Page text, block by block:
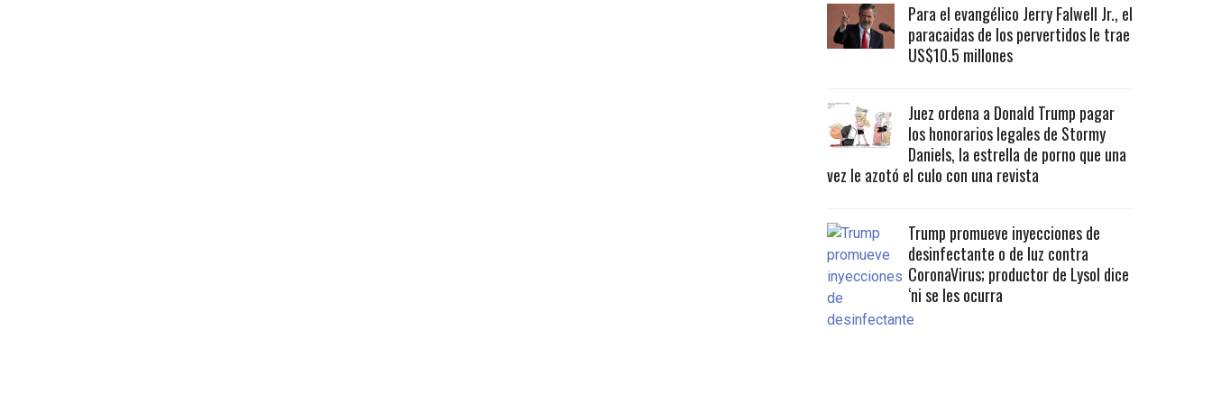
Para el evangélico Jerry Falwell Jr., el
paracaidas de los pervertidos le trae
US$10.5 millones
Juez ordena a Donald Trump pagar
los honorarios legales de Stormy
Daniels, la estrella de porno que una
vez le azotó el culo con una revista
Trump promueve inyecciones de
desinfectante o de luz contra
CoronaVirus; productor de Lysol dice
‘ni se les ocurra